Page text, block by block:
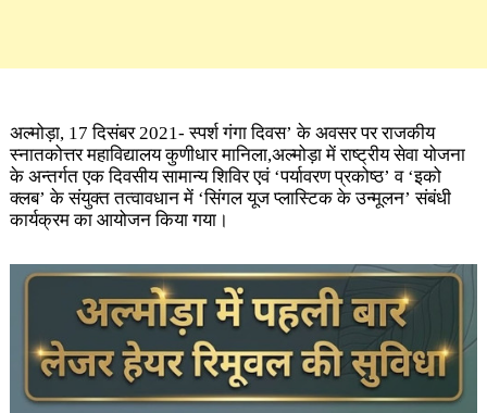
अल्मोड़ा, 17 दिसंबर 2021- स्पर्श गंगा दिवस’ के अवसर पर राजकीय
स्नातकोत्तर महाविद्यालय कुणीधार मानिला,अल्मोड़ा में राष्ट्रीय सेवा योजना
के अन्तर्गत एक दिवसीय सामान्य शिविर एवं ‘पर्यावरण प्रकोष्ठ’ व ‘इको
क्लब’ के संयुक्त तत्वावधान में ‘सिंगल यूज प्लास्टिक के उन्मूलन’ संबंधी
कार्यक्रम का आयोजन किया गया।